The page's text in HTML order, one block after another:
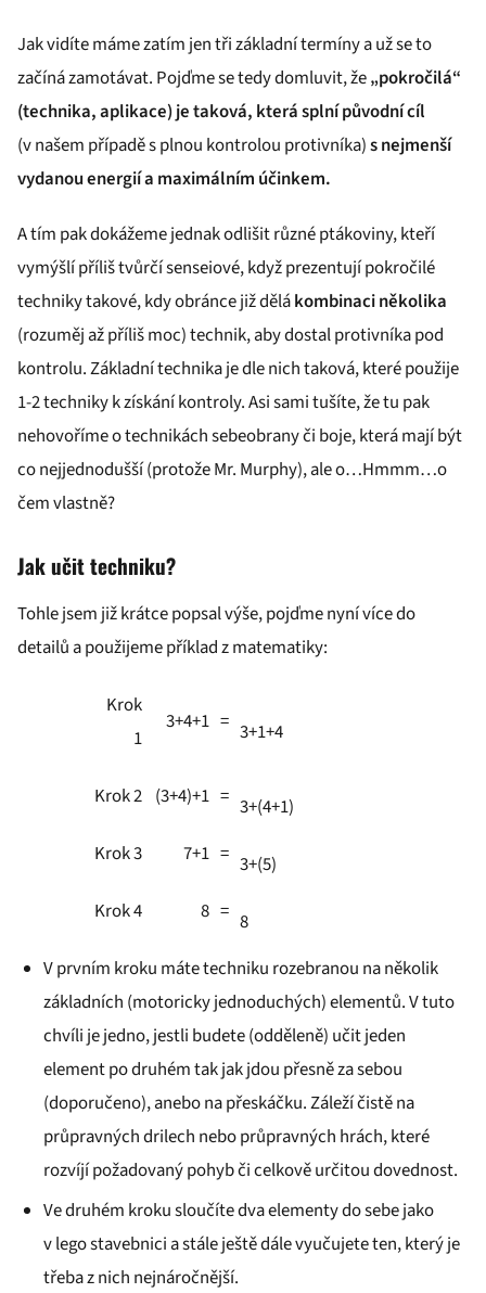
Jak vidíte máme zatím jen tři základní termíny a už se to
začíná zamotávat. Pojďme se tedy domluvit, že„pokročilá“
(technika, aplikace) je taková, která splní původní cíl
(v našem případě s plnou kontrolou protivníka)s nejmenší
vydanou energií a maximálním účinkem.
A tím pak dokážeme jednak odlišit různé ptákoviny, kteří
vymýšlí příliš tvůrčí senseiové, když prezentují pokročilé
techniky takové, kdy obránce již dělákombinaci několika
(rozuměj až příliš moc) technik, aby dostal protivníka pod
kontrolu. Základní technika je dle nich taková, které použije
1-2 techniky k získání kontroly. Asi sami tušíte, že tu pak
nehovoříme o technikách sebeobrany či boje, která mají být
co nejjednodušší (protože Mr. Murphy), ale o…Hmmm…o
čem vlastně?
Jak učit techniku?
Tohle jsem již krátce popsal výše, pojďme nyní více do
detailů a použijeme příklad z matematiky:
Krok
1
3+4+1 = 3+1+4
Krok 2 (3+4)+1 = 3+(4+1)
Krok 3
7+1 = 3+(5)
Krok 4
8 = 8
V prvním kroku máte techniku rozebranou na několik
základních (motoricky jednoduchých) elementů. V tuto
chvíli je jedno, jestli budete (odděleně) učit jeden
element po druhém tak jak jdou přesně za sebou
(doporučeno), anebo na přeskáčku. Záleží čistě na
průpravných drilech nebo průpravných hrách, které
rozvíjí požadovaný pohyb či celkově určitou dovednost.
Ve druhém kroku sloučíte dva elementy do sebe jako
v lego stavebnici a stále ještě dále vyučujete ten, který je
třeba z nich nejnáročnější.